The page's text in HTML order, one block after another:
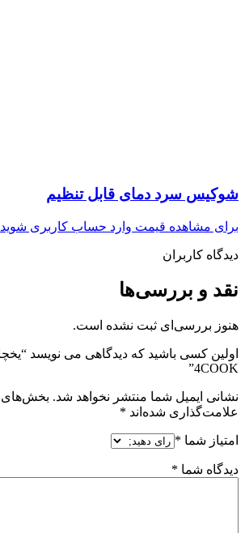
شوکیس سرد دمای قابل تنظیم
برای مشاهده قیمت وارد حساب کاربری شوید
دیدگاه کاربران
نقد و بررسی‌ها
هنوز بررسی‌ای ثبت نشده است.
اولین کسی باشید که دیدگاهی می نویسد
4COOK”
نشانی ایمیل شما منتشر نخواهد شد. بخش‌های
علامت‌گذاری شده‌اند *
امتیاز شما *
دیدگاه شما *